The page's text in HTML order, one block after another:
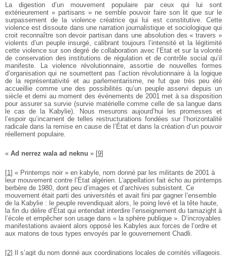
La digestion d’un mouvement populaire par ceux qui lui sont
extérieurement « partisans » ne semble pouvoir faire son lit que sur le
surpassement de la violence créatrice qui lui est constitutive. Cette
violence est dissoute dans une narration journalistique et sociologique qui
croit reconnaître son devoir partisan dans une absolution des « travers »
violents d’un peuple insurgé, calibrant toujours l’intensité et la légitimité
cette violence sur son degré de collaboration avec l’Etat et sur la volonté
de conservation des institutions de régulation et de contrôle social qu’il
manifeste. La violence révolutionnaire, assortie de nouvelles formes
d’organisation qui ne soumettent pas l’action révolutionnaire à la logique
de la représentativité et au parlementarisme, ne fut que très peu été
accueillie comme une des possibilités qu’un peuple asservi depuis un
siècle et demi au moment des événements de 2001 met à sa disposition
pour assurer sa survie (survie matérielle comme celle de sa langue dans
le cas de la Kabylie). Nous mesurons aujourd’hui les promesses et
l’espoir qu’incarnent de telles restructurations fondées sur l’horizontalité
radicale dans la remise en cause de l’État et dans la création d’un pouvoir
réellement populaire.
« Ad nerrez wala ad neknu » [9]
[1] « Printemps noir » en kabyle, nom donné par les militants de 2001 à
leur mouvement contre l’État algérien. L’appellation fait écho au printemps
berbère de 1980, dont peu d’images et d’archives subsistent. Ce
mouvement était parti des universités et avait fini par gagner l’ensemble
de la Kabylie : le peuple revendiquait alors, le poing levé et la tête haute,
la fin du délire d’État qui entendait interdire l’enseignement du tamazight à
l’école et empêcher son usage dans « la sphère publique ». D’incroyables
manifestations avaient alors opposé les Kabyles aux forces de l’ordre et
aux matons de tous types envoyés par le gouvernement Chadli.
[2] Il s’agit du nom donné aux coordinations locales de comités villageois.